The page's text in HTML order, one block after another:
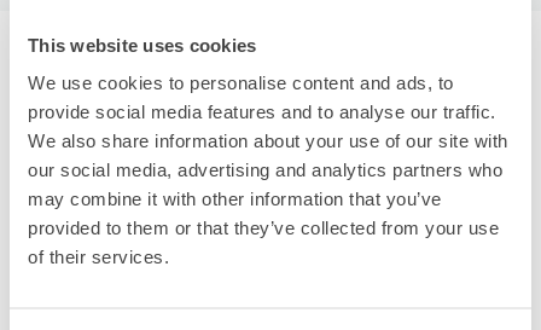
This website uses cookies
We use cookies to personalise content and ads, to
provide social media features and to analyse our traffic.
We also share information about your use of our site with
our social media, advertising and analytics partners who
may combine it with other information that you’ve
provided to them or that they’ve collected from your use
of their services.
馬堀海岸駅周辺のおすすめコインロッカー
コインロッカーの情報はありません
エクボクロークを使って荷物を預けよう